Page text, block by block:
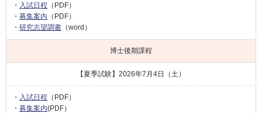
・ 入試日程 （PDF）
・ 募集案内 （PDF）
・ 研究志望調書 （word）
博士後期課程
【夏季試験】2026年7月4日（土）
・ 入試日程 （PDF）
・ 募集案内(PDF）